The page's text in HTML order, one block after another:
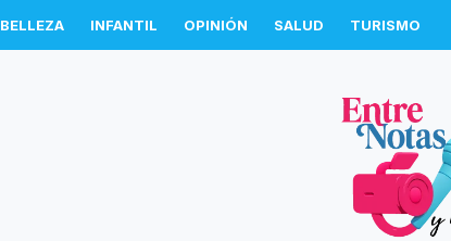
BELLEZA INFANTIL OPINIÓN SALUD TURISMO